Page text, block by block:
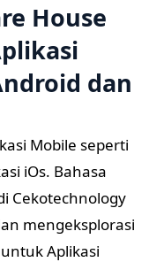
House
dan
Mobile seperti
iOs. Bahasa
Cekotechnology
mengeksplorasi
Aplikasi